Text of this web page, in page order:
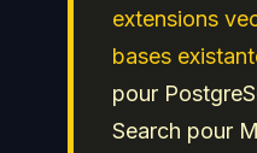
extensions
bases
pour
Search pour